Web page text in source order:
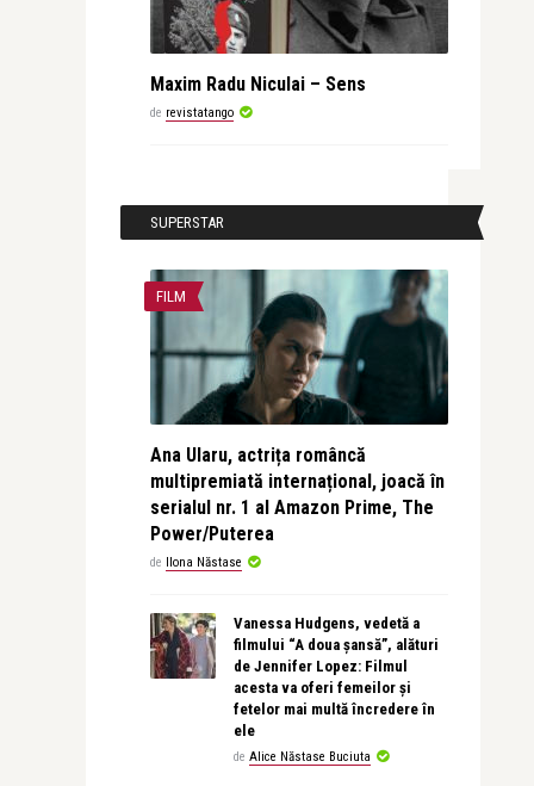
Maxim Radu Niculai – Sens
de revistatango
SUPERSTAR
FILM
Ana Ularu, actrița româncă
multipremiată internațional, joacă în
serialul nr. 1 al Amazon Prime, The
Power/Puterea
de Ilona Năstase
Vanessa Hudgens, vedetă a
filmului “A doua șansă”, alături
de Jennifer Lopez: Filmul
acesta va oferi femeilor și
fetelor mai multă încredere în
ele
de Alice Năstase Buciuta